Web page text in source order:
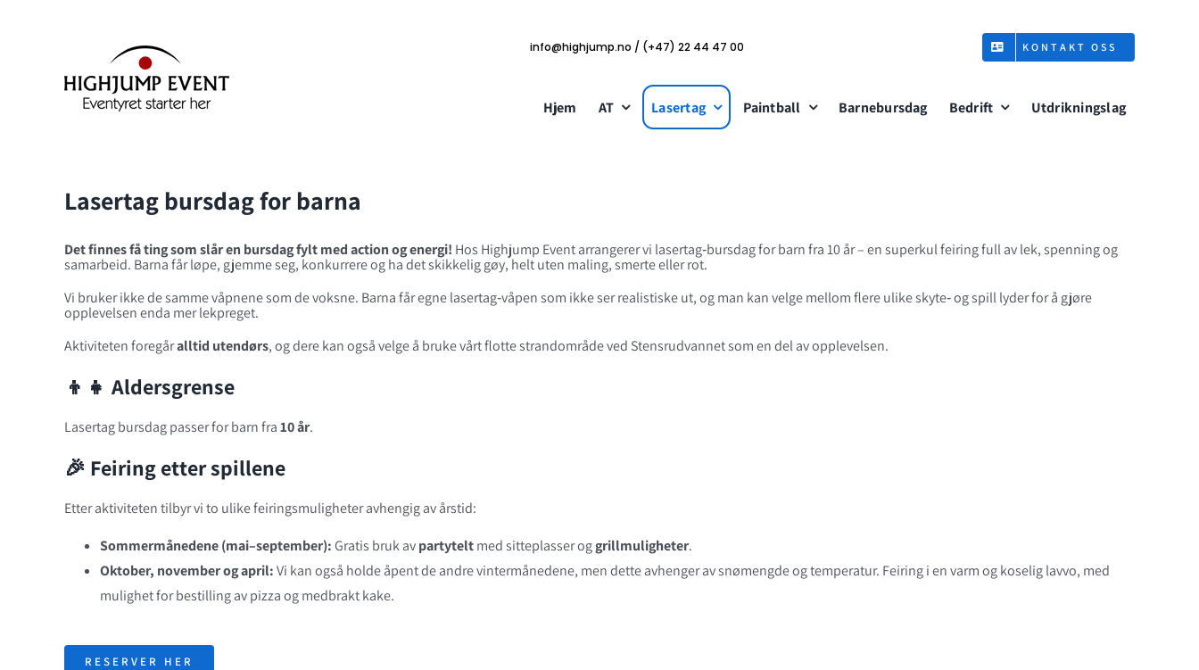
info@highjump.no / (+47) 22 44 47 00 KONTAKT OSS
Hjem AT Lasertag Paintball Barnebursdag Bedrift Utdrikningslag
Lasertag bursdag for barna
Det finnes få ting som slår en bursdag fylt med action og energi! Hos Highjump Event arrangerer vi lasertag‑bursdag for barn fra 10 år – en superkul feiring full av lek, spenning og
samarbeid. Barna får løpe, gjemme seg, konkurrere og ha det skikkelig gøy, helt uten maling, smerte eller rot.
Vi bruker ikke de samme våpnene som de voksne. Barna får egne lasertag‑våpen som ikke ser realistiske ut, og man kan velge mellom flere ulike skyte‑ og spill lyder for å gjøre
opplevelsen enda mer lekpreget.
Aktiviteten foregåralltid utendørs, og dere kan også velge å bruke vårt flotte strandområde ved Stensrudvannet som en del av opplevelsen.
👦👧 Aldersgrense
Lasertag bursdag passer for barn fra10 år.
🎉 Feiring etter spillene
Etter aktiviteten tilbyr vi to ulike feiringsmuligheter avhengig av årstid:
Sommermånedene (mai–september):Gratis bruk avpartyteltmed sitteplasser oggrillmuligheter.
Oktober, november og april:Vi kan også holde åpent de andre vintermånedene, men dette avhenger av snømengde og temperatur. Feiring i en varm og koselig lavvo, med
mulighet for bestilling av pizza og medbrakt kake.
RESERVER HER